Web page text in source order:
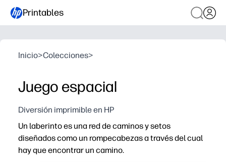
Printables
Inicio>Colecciones>
Juego espacial
Diversión imprimible en HP
Un laberinto es una red de caminos y setos
diseñados como un rompecabezas a través del cual
hay que encontrar un camino.